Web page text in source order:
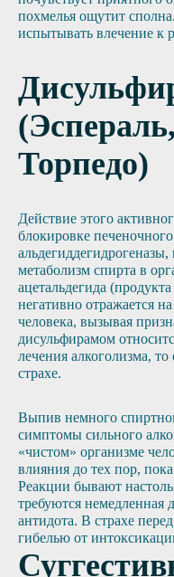
похмелья ощутит
испытывать влечение к
Торпедо)
Действие этого
блокировке
альдегиддегидрогеназы,
метаболизм спирта в
ацетальдегида
негативно отражается
человека, вызывая
дисульфирамом
лечения алкоголизма,
страхе.
Выпив немного
симптомы сильного
«чистом» организме
влияния до тех пор,
Реакции бывают
требуются немедленная
антидота. В страхе
гибелью от